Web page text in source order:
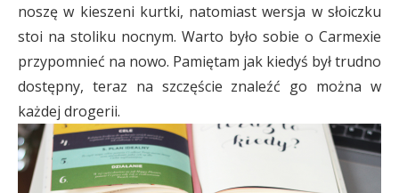
noszę w kieszeni kurtki, natomiast wersja w słoiczku
stoi na stoliku nocnym. Warto było sobie o Carmexie
przypomnieć na nowo. Pamiętam jak kiedyś był trudno
dostępny, teraz na szczęście znaleźć go można w
każdej drogerii.